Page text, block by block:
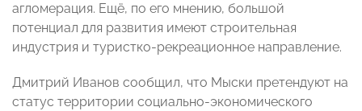
агломерация. Ещё, по его мнению, большой
потенциал для развития имеют строительная
индустрия и туристко-рекреационное направление.
Дмитрий Иванов сообщил, что Мыски претендуют на
статус территории социально-экономического